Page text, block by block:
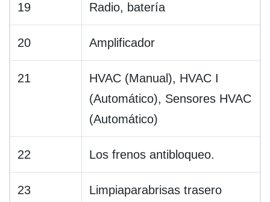
19 Radio, batería
20 Amplificador
21
HVAC (Manual), HVAC I
(Automático), Sensores HVAC
(Automático)
22 Los frenos antibloqueo.
23 Limpiaparabrisas trasero